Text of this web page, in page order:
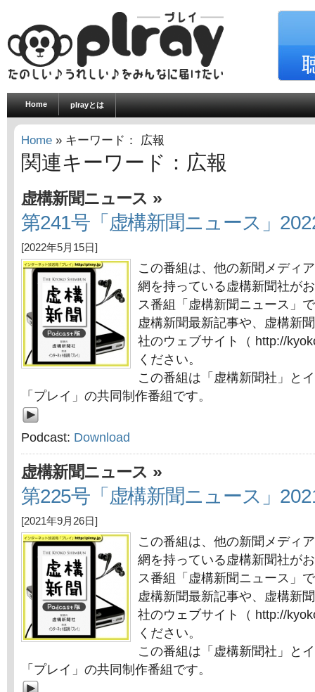
Home plrayとは
Home » キーワード： 広報
関連キーワード：広報
虚構新聞ニュース »
第241号「虚構新聞ニュース」
[2022年5月15日]
この番組は、他の新聞メディ
網を持っている虚構新聞社が
ス番組「虚構新聞ニュース」
虚構新聞最新記事や、虚構新
社のウェブサイト（ http://
ください。
この番組は「虚構新聞社」と
「プレイ」の共同制作番組です。
Podcast: Download
虚構新聞ニュース »
第225号「虚構新聞ニュース」
[2021年9月26日]
この番組は、他の新聞メディ
網を持っている虚構新聞社が
ス番組「虚構新聞ニュース」
虚構新聞最新記事や、虚構新
社のウェブサイト（ http://
ください。
この番組は「虚構新聞社」と
「プレイ」の共同制作番組です。